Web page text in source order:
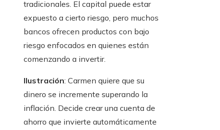
tradicionales. El capital puede estar
expuesto a cierto riesgo, pero muchos
bancos ofrecen productos con bajo
riesgo enfocados en quienes están
comenzando a invertir.
Ilustración: Carmen quiere que su
dinero se incremente superando la
inflación. Decide crear una cuenta de
ahorro que invierte automáticamente